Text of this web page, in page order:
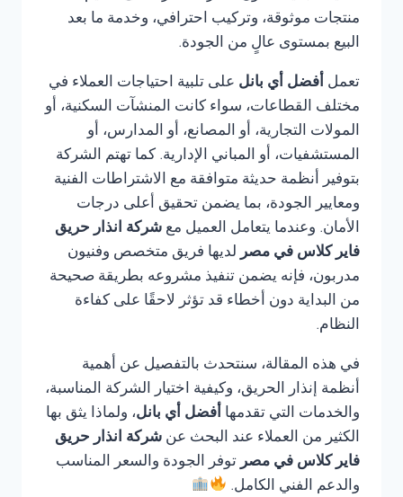
منتجات موثوقة، وتركيب احترافي، وخدمة ما بعد
البيع بمستوى عالٍ من الجودة.
تعمل أفضل أي بانل على تلبية احتياجات العملاء في
مختلف القطاعات، سواء كانت المنشآت السكنية، أو
المولات التجارية، أو المصانع، أو المدارس، أو
المستشفيات، أو المباني الإدارية. كما تهتم الشركة
بتوفير أنظمة حديثة متوافقة مع الاشتراطات الفنية
ومعايير الجودة، بما يضمن تحقيق أعلى درجات
الأمان. وعندما يتعامل العميل مع شركة انذار حريق
فاير كلاس في مصر لديها فريق متخصص وفنيون
مدربون، فإنه يضمن تنفيذ مشروعه بطريقة صحيحة
من البداية دون أخطاء قد تؤثر لاحقًا على كفاءة
النظام.
في هذه المقالة، سنتحدث بالتفصيل عن أهمية
أنظمة إنذار الحريق، وكيفية اختيار الشركة المناسبة،
والخدمات التي تقدمها أفضل أي بانل، ولماذا يثق بها
الكثير من العملاء عند البحث عن شركة انذار حريق
فاير كلاس في مصر توفر الجودة والسعر المناسب
والدعم الفني الكامل.